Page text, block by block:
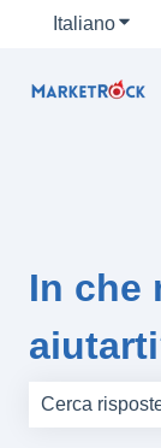
Italiano
In che